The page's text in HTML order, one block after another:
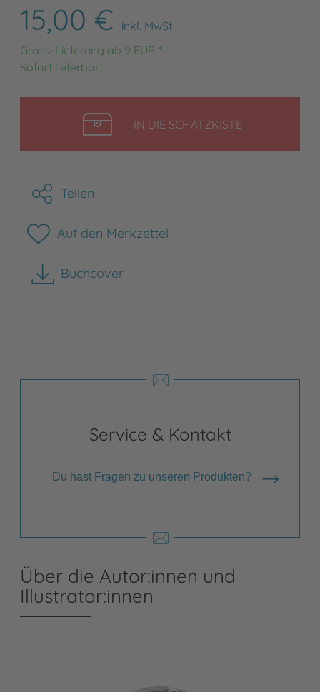
15,00 €
inkl. MwSt
Gratis-Lieferung ab 9 EUR *
Sofort lieferbar
IN DIE SCHATZKISTELEGEN
Teilen
Auf den Merkzettel
Buchcover
herunterladen
Service & Kontakt
Du hast Fragen zu unseren Produkten?
Über die Autor:innen und
Illustrator:innen